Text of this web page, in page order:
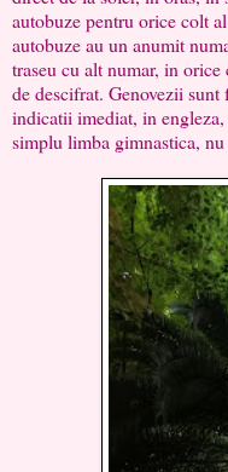
autobuze pentru orice colt
autobuze au un anumit
traseu cu alt numar, in
de descifrat. Genovezii
indicatii imediat, in
simplu limba gimnastica,